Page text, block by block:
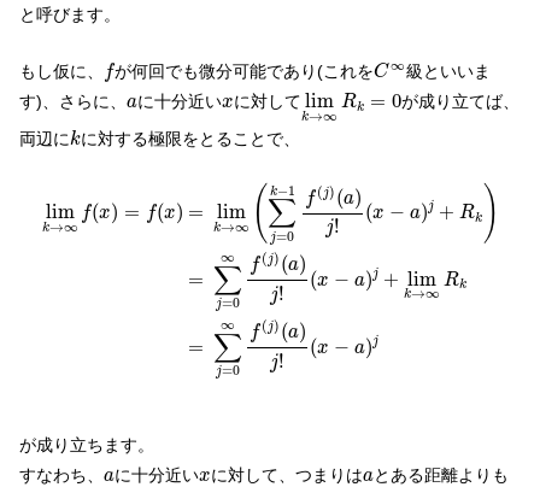
と呼びます。
もし仮に、 fが何回でも微分可能であり(これをC∞
C∞級といいま
す)、さらに、 a
aに十分近いx
xに対して lim
k→∞
Rk = 0
limk → k= 0
が成り立てば、
両辺にk
kに対する極限をとることで、
lim
k→∞
f(x) = f(x) = lim
k→∞ ( k−1
∑
j=0
f (j) (a)
j!
(x − a)j + Rk )
=
∞
∑
j=0
f (j) (a)
j!
(x − a)j + lim
k→∞
Rk
=
∞
∑
j=0
f (j) (a)
j!
(x − a)j
∞( ∑j k− R
が成り立ちます。
すなわち、 a
aに十分近いx
xに対して、つまりはa
aとある距離よりも